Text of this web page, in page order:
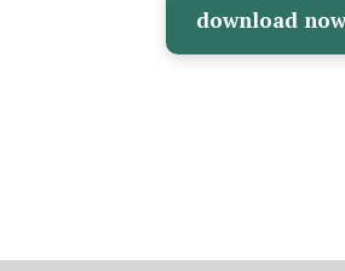
download now